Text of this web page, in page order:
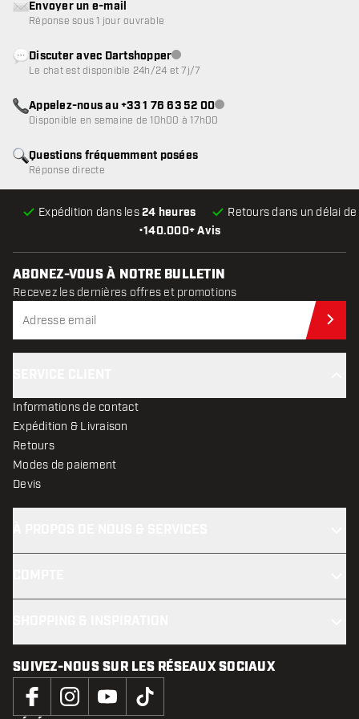
•140.000+ Avis
Expédition dans les24 heures Retours dans un délai de
Questions fréquemment posées
Réponse directe
Envoyer un e-mail
Réponse sous 1 jour ouvrable
Discuter avec DartshopperService client indisponible
Le chat est disponible 24h/24 et 7j/7
Appelez-nous au +33 1 76 63 52 00Service client indisponible
Disponible en semaine de 10h00 à 17h00
ABONEZ-VOUS À NOTRE BULLETIN
Recevez les dernières offres et promotions
Informations de contact
Expédition & Livraison
Retours
Modes de paiement
Devis
SUIVEZ-NOUS SUR LES RÉSEAUX SOCIAUX